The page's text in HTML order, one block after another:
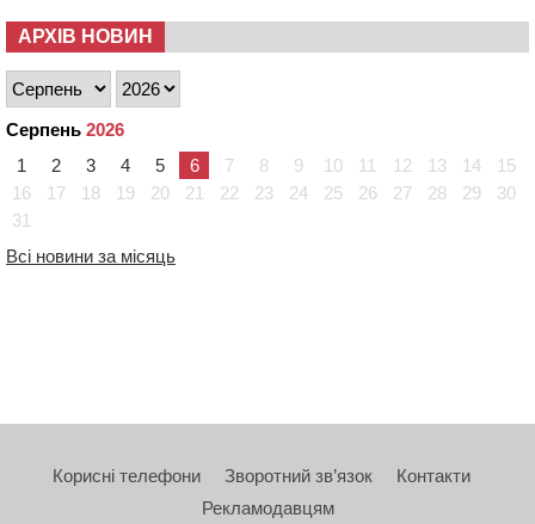
АРХІВ НОВИН
Серпень 2026
1
2 3 4 5 6 7 8 9 10 11 12 13 14
15
16
17 18 19 20 21 22 23 24 25 26 27 28 29
30
31
Всі новини за місяць
Корисні телефони Зворотний зв’язок
Контакти
Рекламодавцям